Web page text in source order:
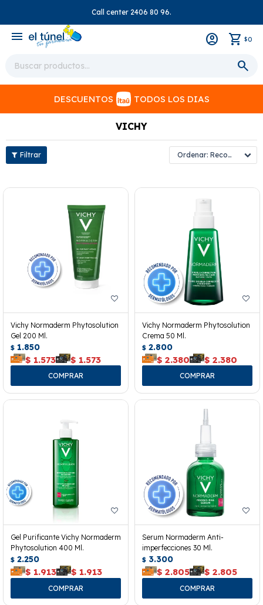
Call center 2406 80 96.
menu $0
DESCUENTOS TODOS LOS DIAS
VICHY
Recomendados
Vichy Normaderm Phytosolution
Gel 200 Ml.
$ 1.850
$ 1.573 $ 1.573
Vichy Normaderm Phytosolution
Crema 50 Ml.
$ 2.800
$ 2.380 $ 2.380
Gel Purificante Vichy Normaderm
Phytosolution 400 Ml.
$ 2.250
$ 1.913 $ 1.913
Serum Normaderm Anti-
imperfecciones 30 Ml.
$ 3.300
$ 2.805 $ 2.805
close